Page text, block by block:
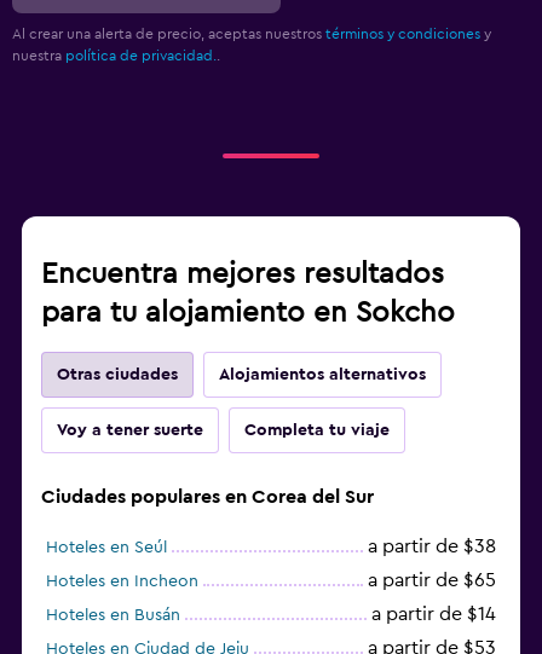
Al crear una alerta de precio, aceptas nuestros términos y condiciones y
nuestra política de privacidad.
Encuentra mejores resultados
para tu alojamiento en Sokcho
Otras ciudades Alojamientos alternativos
Voy a tener suerte Completa tu viaje
Ciudades populares en Corea del Sur
Hoteles en Seúl a partir de $38
Hoteles en Incheon a partir de $65
Hoteles en Busán a partir de $14
Hoteles en Ciudad de Jeju a partir de $53